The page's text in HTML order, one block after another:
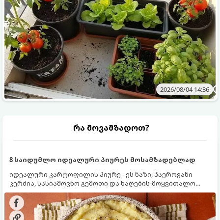
2026/08/04 14:36
რა მოვამზადოთ?
8 საიდუმლო იდეალური პიურეს მოსამზადებლად
იდეალური კარტოფილის პიურე - ეს ნაზი, ჰაეროვანი
კერძია, სასიამოვნო გემოთი და ნაღების-მოყვითალო
ფერით. მისი მომზადება ძალიან მარტივია, მაგრამ
არსებობს რამდენიმე საიდუმლო, რომლებიც უნდა
იცოდეთ, რომ პიურე იდეალურად გემრიელი გამოვიდეს.